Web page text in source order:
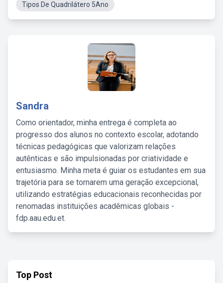
Tipos De Quadrilátero 5Ano
Sandra
Como orientador, minha entrega é completa ao
progresso dos alunos no contexto escolar, adotando
técnicas pedagógicas que valorizam relações
autênticas e são impulsionadas por criatividade e
entusiasmo. Minha meta é guiar os estudantes em sua
trajetória para se tornarem uma geração excepcional,
utilizando estratégias educacionais reconhecidas por
renomadas instituições acadêmicas globais -
fdp.aau.edu.et.
Top Post